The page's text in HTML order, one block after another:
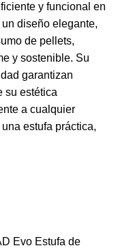
y funcional en
diseño elegante,
de pellets,
y sostenible. Su
garantizan
su estética
a cualquier
estufa práctica,
Evo Estufa de